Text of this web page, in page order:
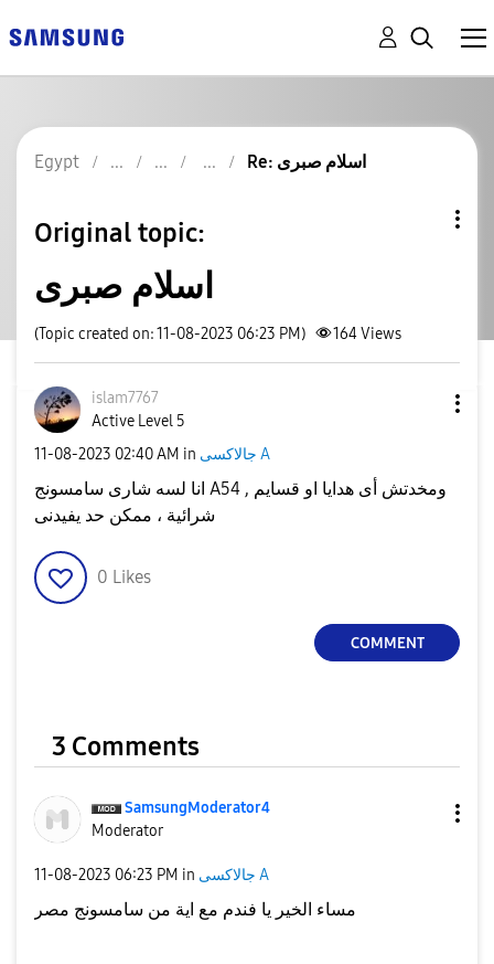
Egypt Re: اسلام صبرى
Original topic:
اسلام صبرى
(Topic created on: 11-08-2023 06:23 PM) 164Views
islam7767
Active Level 5
‎11-08-2023 02:40 AM in جالاكسى A
انا لسه شارى سامسونج A54 , ومخدتش أى هدايا او قسايم
0 Likes
COMMENT
3 Comments
SamsungModerator4
Moderator
‎11-08-2023 06:23 PM in جالاكسى A
مساء الخير يا فندم مع اية من سامسونج مصر